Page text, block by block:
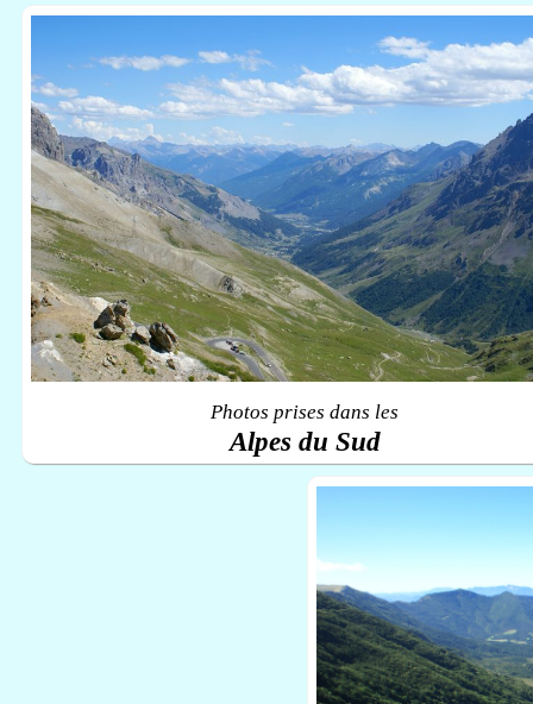
Photos prises dans les
Alpes du Sud